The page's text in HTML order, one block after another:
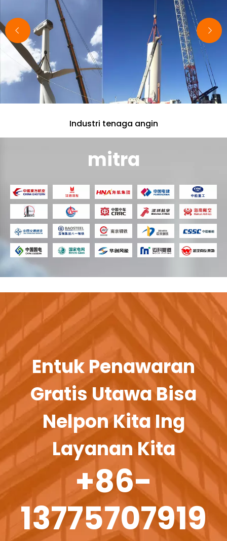
Industri tenaga angin
mitra
Entuk Penawaran
Gratis Utawa Bisa
Nelpon Kita Ing
Layanan Kita
+86-
13775707919